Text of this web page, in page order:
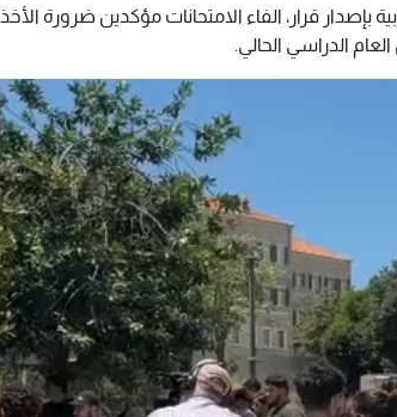
بإصدار قرار، الفاء الامتحانات مؤكدين ضرورة الأخذ
الدراسي الحالي.